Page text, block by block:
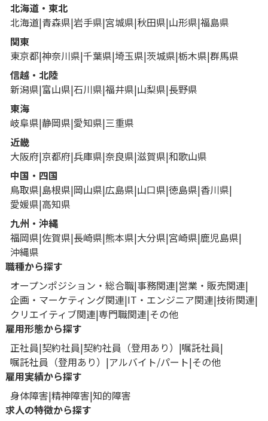
北海道・東北
北海道 青森県 岩手県 宮城県 秋田県 山形県 福島県
関東
東京都 神奈川県 千葉県 埼玉県 茨城県 栃木県 群馬県
信越・北陸
新潟県 富山県 石川県 福井県 山梨県 長野県
東海
岐阜県 静岡県 愛知県 三重県
近畿
大阪府 京都府 兵庫県 奈良県 滋賀県 和歌山県
中国・四国
鳥取県 島根県 岡山県 広島県 山口県 徳島県 香川県
愛媛県 高知県
九州・沖縄
福岡県 佐賀県 長崎県 熊本県 大分県 宮崎県 鹿児島県
沖縄県
職種から探す
オープンポジション・総合職 事務関連 営業・販売関連
企画・マーケティング関連 IT・エンジニア関連 技術関連
クリエイティブ関連 専門職関連 その他
雇用形態から探す
正社員 契約社員 契約社員（登用あり）
嘱託社員
嘱託社員（登用あり）
アルバイト/パート その他
雇用実績から探す
身体障害 精神障害 知的障害
求人の特徴から探す